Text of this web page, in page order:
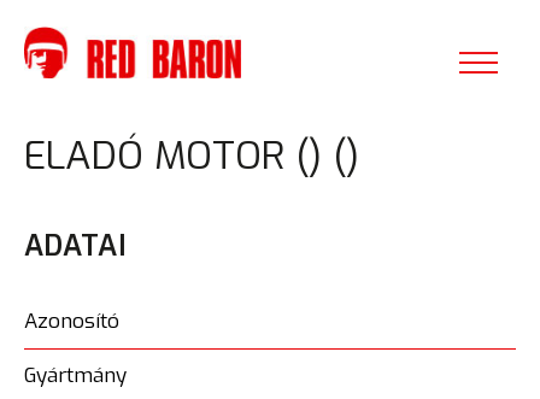
ELADÓ MOTOR () ()
ADATAI
Azonosító
Gyártmány